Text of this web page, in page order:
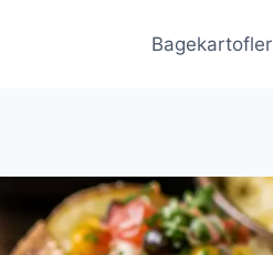
Bagekartofler